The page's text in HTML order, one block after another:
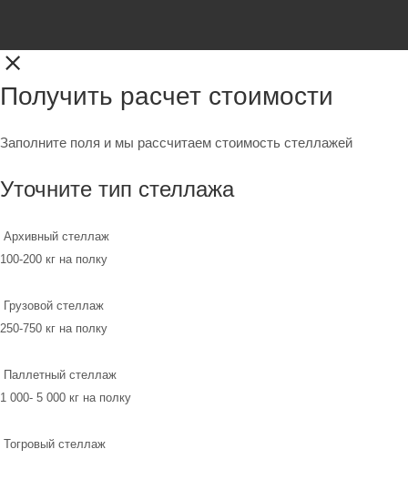
Получить расчет стоимости
Заполните поля и мы рассчитаем стоимость стеллажей
Уточните тип стеллажа
Архивный стеллаж
100-200 кг на полку
Грузовой стеллаж
250-750 кг на полку
Паллетный стеллаж
1 000- 5 000 кг на полку
Тогровый стеллаж